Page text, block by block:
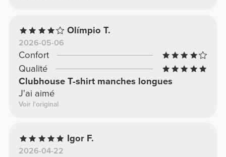
Olímpio T.
2026-05-06
Confort
Qualité
Clubhouse T-shirt manches longues
J'ai aimé
Voir l'original
Igor F.
2026-04-22